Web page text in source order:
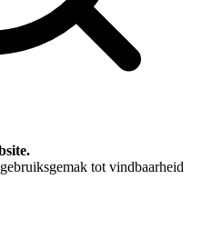
tot vindbaarheid